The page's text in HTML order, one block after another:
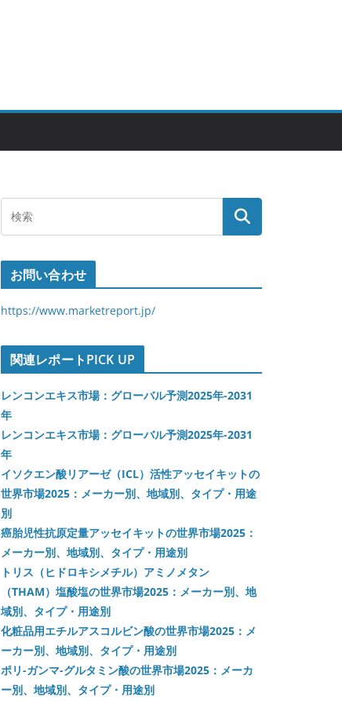
お問い合わせ
https://www.marketreport.jp/
関連レポートPICK UP
レンコンエキス市場：グローバル予測2025年-2031
年
レンコンエキス市場：グローバル予測2025年-2031
年
イソクエン酸リアーゼ（ICL）活性アッセイキットの
世界市場2025：メーカー別、地域別、タイプ・用途
別
癌胎児性抗原定量アッセイキットの世界市場2025：
メーカー別、地域別、タイプ・用途別
トリス（ヒドロキシメチル）アミノメタン
（THAM）塩酸塩の世界市場2025：メーカー別、地
域別、タイプ・用途別
化粧品用エチルアスコルビン酸の世界市場2025：メ
ーカー別、地域別、タイプ・用途別
ポリ-ガンマ-グルタミン酸の世界市場2025：メーカ
ー別、地域別、タイプ・用途別